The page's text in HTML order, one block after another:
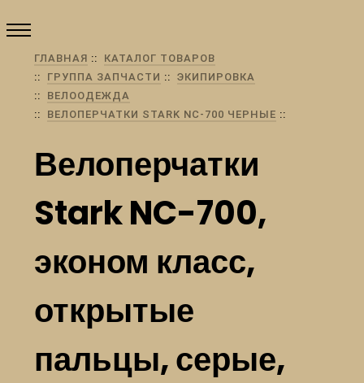
ГЛАВНАЯ
КАТАЛОГ ТОВАРОВ
ГРУППА ЗАПЧАСТИ
ЭКИПИРОВКА
ВЕЛООДЕЖДА
ВЕЛОПЕРЧАТКИ STARK NC-700 ЧЕРНЫЕ
Велоперчатки
Stark NC-700,
эконом класс,
открытые
пальцы, серые,